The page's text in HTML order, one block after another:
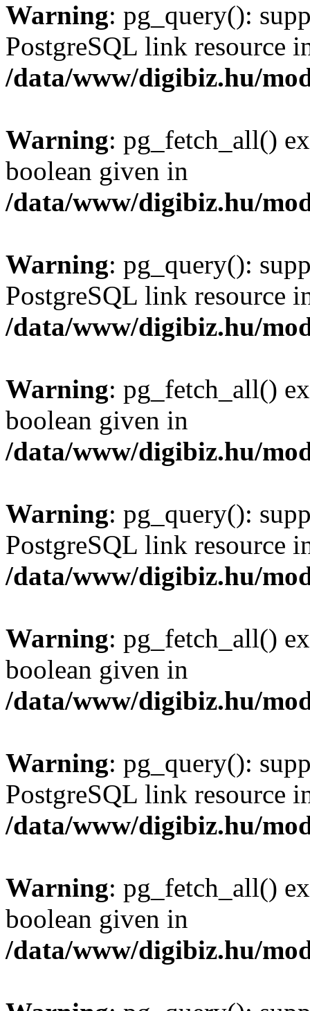
Warning: pg_query():
PostgreSQL link resource
/data/www/digibiz.hu/
Warning: pg_fetch_all()
boolean given in
/data/www/digibiz.hu/
Warning: pg_query():
PostgreSQL link resource
/data/www/digibiz.hu/
Warning: pg_fetch_all()
boolean given in
/data/www/digibiz.hu/
Warning: pg_query():
PostgreSQL link resource
/data/www/digibiz.hu/
Warning: pg_fetch_all()
boolean given in
/data/www/digibiz.hu/
Warning: pg_query():
PostgreSQL link resource
/data/www/digibiz.hu/
Warning: pg_fetch_all()
boolean given in
/data/www/digibiz.hu/